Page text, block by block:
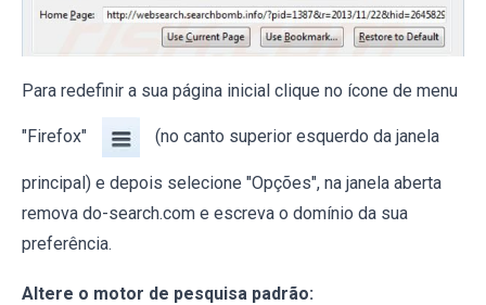
Para redefinir a sua página inicial clique no ícone de menu
"Firefox" (no canto superior esquerdo da janela
principal) e depois selecione "Opções", na janela aberta
remova do-search.com e escreva o domínio da sua
preferência.
Altere o motor de pesquisa padrão: